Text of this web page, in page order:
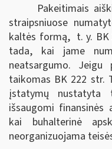
Pakeitimais
straipsniuose
kaltės formą, t. y. BK
tada, kai jame
neatsargumo. Jeigu
taikomas BK 222 str.
įstatymų nustatyta
išsaugomi
kai buhalterinė
neorganizuojama